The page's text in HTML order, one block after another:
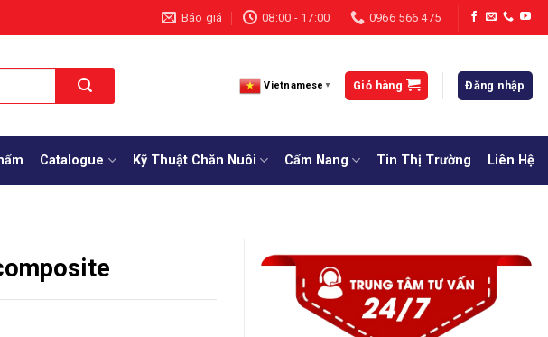
Báo giá 08:00 - 17:00 0966 566 475
Vietnamese ▼ Giỏ hàng Đăng nhập
Catalogue Kỹ Thuật Chăn Nuôi Cẩm Nang Tin Thị Trường Liên Hệ